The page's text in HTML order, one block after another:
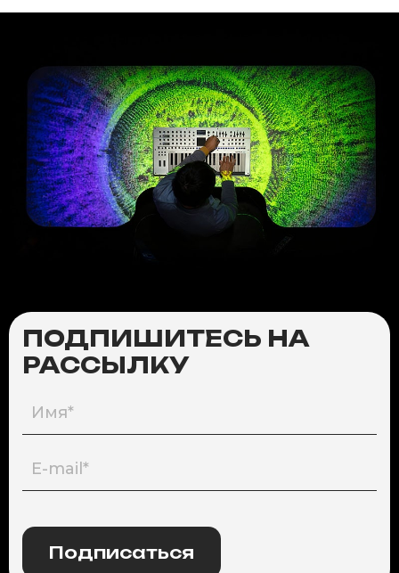
ПОДПИШИТЕСЬ НА
РАССЫЛКУ
Подписаться